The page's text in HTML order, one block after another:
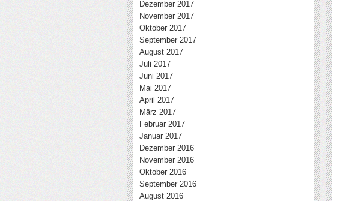
Dezember 2017
November 2017
Oktober 2017
September 2017
August 2017
Juli 2017
Juni 2017
Mai 2017
April 2017
März 2017
Februar 2017
Januar 2017
Dezember 2016
November 2016
Oktober 2016
September 2016
August 2016